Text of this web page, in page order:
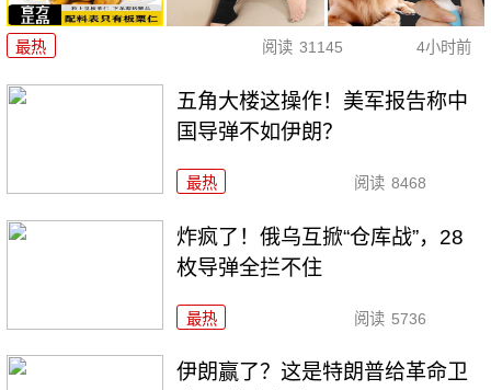
最热 阅读 31145 4小时前
五角大楼这操作！美军报告称中
国导弹不如伊朗？
最热 阅读 8468
炸疯了！俄乌互掀“仓库战”，28
枚导弹全拦不住
最热 阅读 5736
伊朗赢了？这是特朗普给革命卫